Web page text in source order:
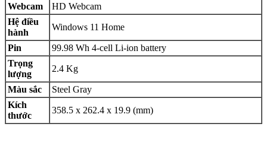
Webcam
HD Webcam
Hệ điều
hành
Windows 11 Home
Pin
99.98 Wh 4-cell Li-ion battery
Trọng
lượng
2.4 Kg
Màu sắc
Steel Gray
Kích
thước
358.5 x 262.4 x 19.9 (mm)